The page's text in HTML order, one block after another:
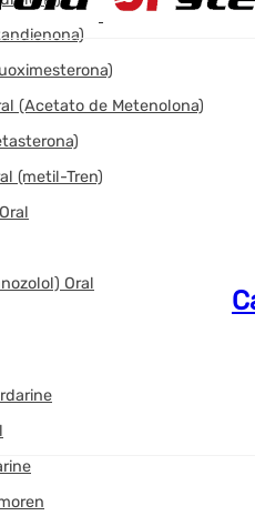
(Acetato de Metenolona)
(metil-Tren)
Oral